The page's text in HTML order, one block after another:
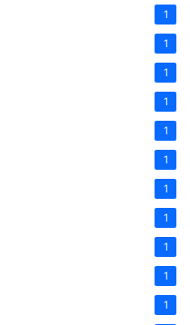
1
1
1
1
1
1
1
1
1
1
1